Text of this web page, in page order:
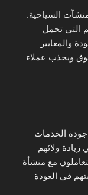
السياحية.
التي تحمل
والمعايير
ويجذب عملاء
جودة الخدمات
ولائهم
مع منشأة
في العودة